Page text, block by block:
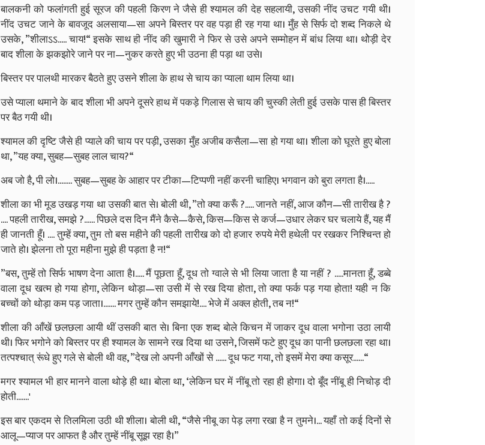
बालकनी को फलांगती हुई सूरज की पहली किरण ने जैसे ही श्यामल की देह सहलायी, उसकी नींद उचट गयी थी।
नींद उचट जाने के बावजूद अलसाया—सा अपने बिस्तर पर वह पड़ा ही रह गया था। मुँह से सिर्फ दो शब्द निकले थे
उसके, ”शीलाऽऽ..... चाय!“ इसके साथ ही नींद की खुमारी ने फिर से उसे अपने सम्मोहन में बांध लिया था। थोेड़ी देर
बाद शीला के झकझोरे जाने पर ना—नुकर करते हुए भी उठना ही पड़ा था उसे।
बिस्तर पर पालथी मारकर बैठते हुए उसने शीला के हाथ से चाय का प्याला थाम लिया था।
उसे प्याला थमाने के बाद शीला भी अपने दूसरे हाथ में पकड़े गिलास से चाय की चुस्की लेती हुई उसके पास ही बिस्तर
पर बैठ गयी थी।
श्यामल की दृष्टि जैसे ही प्याले की चाय पर पड़ी, उसका मुँह अजीब कसैला—सा हो गया था। शीला को घूरते हुए बोला
था, ”यह क्या, सुबह—सुबह लाल चाय?“
अब जो है, पी लो।........ सुबह—सुबह के आहार पर टीका—टिप्पणी नहीं करनी चाहिए। भगवान को बुरा लगता है।.....
शीला का भी मूड उखड़ गया था उसकी बात से। बोली थी, ”तो क्या करूँ ?..... जानते नहीं, आज कौन—सी तारीख है ?
.... पहली तारीख, समझे ?...... पिछले दस दिन मैंने कैसे—कैसे, किस—किस से कर्ज—उधार लेकर घर चलाये हैं, यह मैं
ही जानती हूँ। .... तुम्हें क्या, तुम तो बस महीने की पहली तारीख को दो हजार रुपये मेरी हथेली पर रखकर निश्चिन्त हो
जाते हो। झेलना तो पूरा महीना मुझे ही पड़ता है न!“
”बस, तुम्हें तो सिर्फ भाषण देना आता है।..... मैं पूछता हूँ, दूध तो ग्वाले से भी लिया जाता है या नहीं ? .....मानता हूँ, डब्बे
वाला दूध खत्म हो गया होगा, लेकिन थोड़ा—सा उसी में से रख दिया होता, तो क्या फर्क पड़ गया होता! यही न कि
बच्चों को थोड़ा कम पड़ जाता।....... मगर तुम्हें कौन समझाये!.... भेजे में अक्ल होती, तब न!“
शीला की आँखें छलछला आयी थीं उसकी बात से। बिना एक शब्द बोले किचन में जाकर दूध वाला भगोना उठा लायी
थी। फिर भगोने को बिस्तर पर ही श्यामल के सामने रख दिया था उसने, जिसमें फटे हुए दूध का पानी छलछला रहा था।
तत्पश्चात्‌ रूंधे हुए गले से बोली थी वह, ”देख लो अपनी आँखों से ...... दूध फट गया, तो इसमें मेरा क्या कसूर......“
मगर श्यामल भी हार मानने वाला थोड़े ही था। बोला था, ‘लेकिन घर में नींबू तो रहा ही होगा। दो बूँद नींबू ही निचोड़ दी
होती.......'
इस बार एकदम से तिलमिला उठी थी शीला। बोली थी, “जैसे नीबू का पेड़ लगा रखा है न तुमने।... यहाँ तो कई दिनों से
आलू—प्याज पर आफत है और तुम्हें नींबू सूझ रहा है।”